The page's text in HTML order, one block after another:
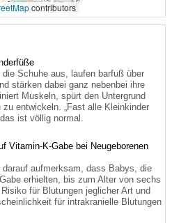
contributors
Schuhe aus, laufen barfuß über
stärken dabei ganz nebenbei ihre
Muskeln, spürt den Untergrund
entwickeln. „Fast alle Kleinkinder
ist völlig normal.
Vitamin-K-Gabe bei Neugeborenen
aufmerksam, dass Babys, die
erhielten, bis zum Alter von sechs
für Blutungen jeglicher Art und
für intrakranielle Blutungen